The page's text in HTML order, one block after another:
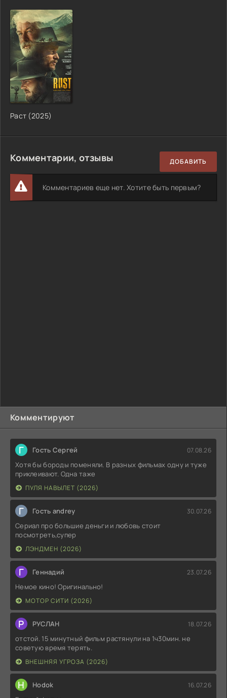
Комментируют
Г Гость Сергей 07.08.26
Хотя бы бороды поменяли. В разных фильмах одну и туже
приклеивают. Одна таже
ПУЛЯ НАВЫЛЕТ (2026)
Г Гость andrey 30.07.26
Сериал про большие деньги и любовь стоит
посмотреть,супер
ЛЭНДМЕН (2026)
Г Геннадий 23.07.26
Немое кино! Оригинально!
МОТОР СИТИ (2026)
Р РУСЛАН 18.07.26
отстой. 15 минутный фильм растянули на 1ч30мин. не
советую время терять.
ВНЕШНЯЯ УГРОЗА (2026)
H Hodok 16.07.26
Раст (2025)
Комментарии, отзывы ДОБАВИТЬ
Комментариев еще нет. Хотите быть первым?